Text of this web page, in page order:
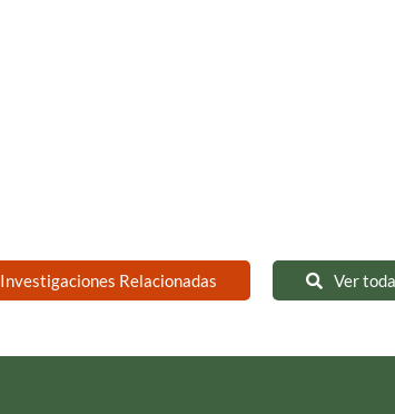
Investigaciones Relacionadas Ver